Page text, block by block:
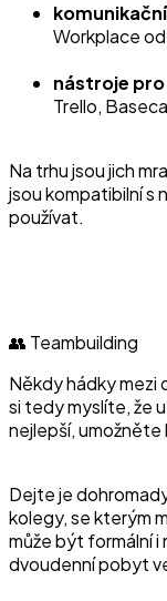
Workplace
nástroje
Trello,
Na trhu jsou jich
jsou kompatibilní s
používat.
👥 Teambuilding
Někdy hádky mezi
si tedy myslíte, že
nejlepší, umožněte
Dejte je
kolegy, se kterým
může být formální i
dvoudenní pobyt